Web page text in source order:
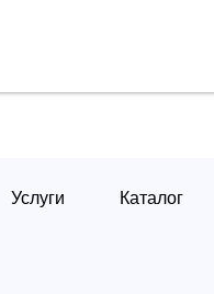
Услуги Каталог